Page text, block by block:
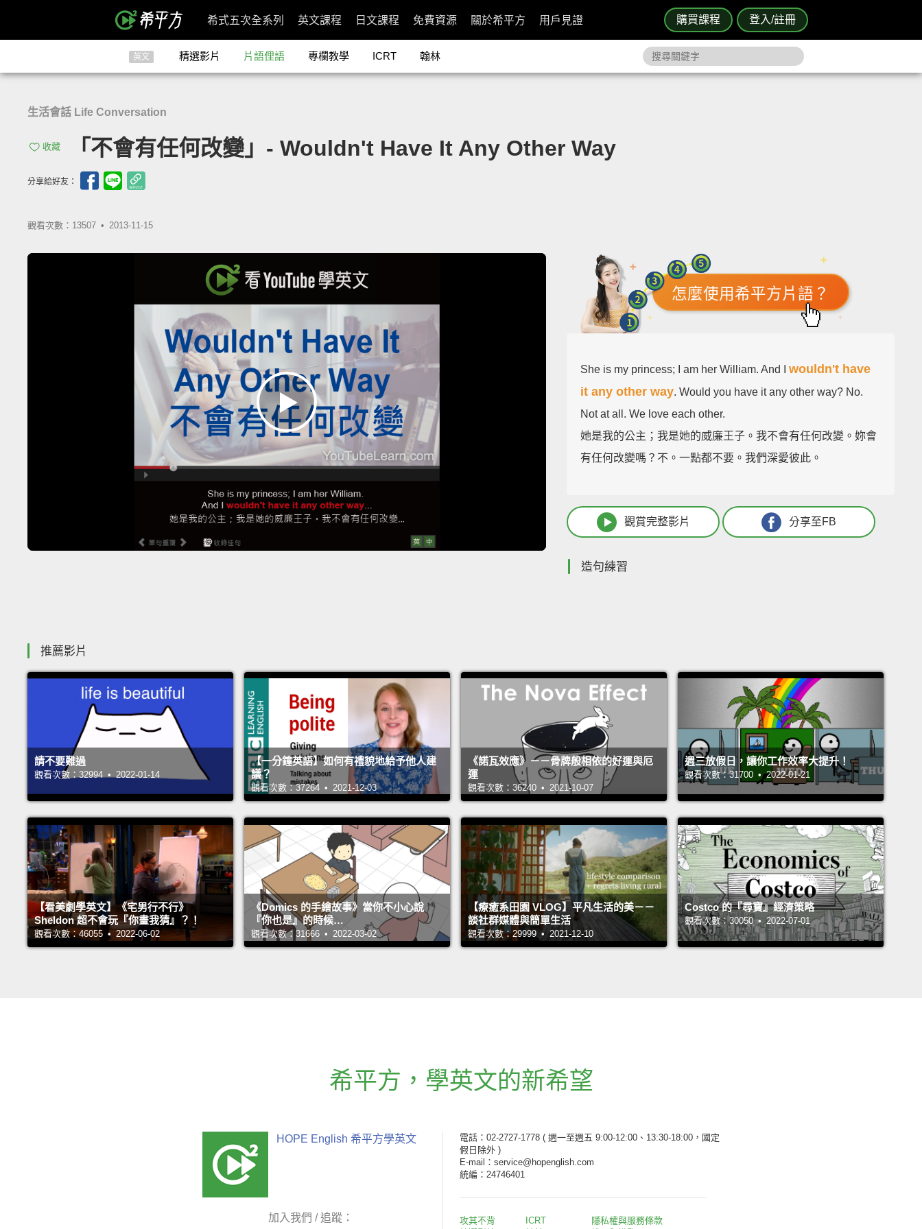
購買課程 登入/註冊
希式五次全系列 英文課程 日文課程 免費資源 關於希平方 用戶見證
英文 精選影片 片語俚語 專欄教學 ICRT 翰林
生活會話 Life Conversation
收藏 「不會有任何改變」- Wouldn't Have It Any Other Way
分享給好友：
觀看次數：13507 • 2013-11-15
怎麼使用希平方片語？
She is my princess; I am her William. And Iwouldn't have
it any other way. Would you have it any other way? No.
Not at all. We love each other.
她是我的公主；我是她的威廉王子。我不會有任何改變。妳會
有任何改變嗎？不。一點都不要。我們深愛彼此。
觀賞完整影片 分享至FB
造句練習
推薦影片
請不要難過
觀看次數：32994 • 2022-01-14
【一分鐘英語】如何有禮貌地給予他人建
議？
觀看次數：37264 • 2021-12-03
《諾瓦效應》－－骨牌般相依的好運與厄
運
觀看次數：36240 • 2021-10-07
週三放假日，讓你工作效率大提升！
觀看次數：31700 • 2022-01-21
【看美劇學英文】《宅男行不行》
Sheldon 超不會玩『你畫我猜』？！
觀看次數：46055 • 2022-06-02
《Domics 的手繪故事》當你不小心說
『你也是』的時候…
觀看次數：31666 • 2022-03-02
【療癒系田園 VLOG】平凡生活的美－－
談社群媒體與簡單生活
觀看次數：29999 • 2021-12-10
Costco 的『尋寶』經濟策略
觀看次數：30050 • 2022-07-01
希平方 ， 學英文的新希望
HOPE English 希平方學英文
加入我們 / 追蹤：
電話：02-2727-1778 ( 週一至週五 9:00-12:00、13:30-18:00，國定
假日除外 )
E-mail：service@hopenglish.com
統編：24746401
攻其不背
ICRT
隱私權與服務條款